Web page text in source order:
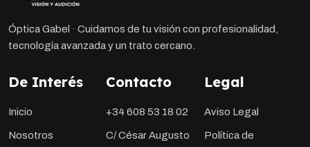
Óptica Gabel · Cuidamos de tu visión con profesionalidad,
tecnología avanzada y un trato cercano.
De Interés
Inicio
Nosotros
Contacto
+34 608 53 18 02
C/ César Augusto
Legal
Aviso Legal
Política de